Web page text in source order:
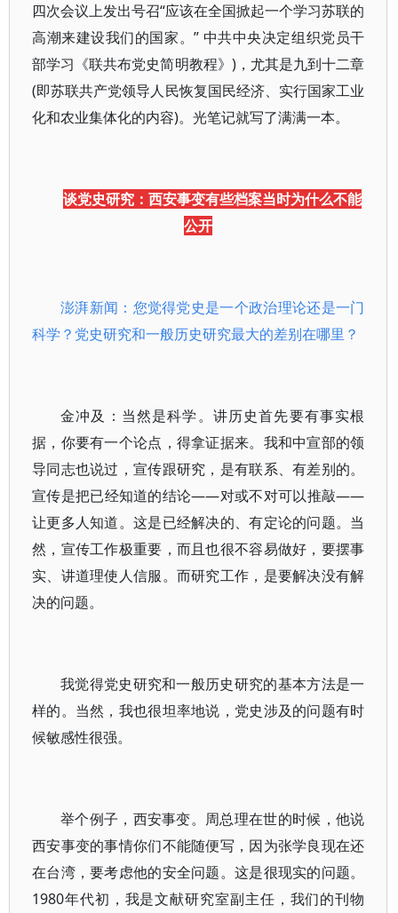
四次会议上发出号召“应该在全国掀起一个学习苏联的
高潮来建设我们的国家。” 中共中央决定组织党员干
部学习《联共布党史简明教程》)，尤其是九到十二章
(即苏联共产党领导人民恢复国民经济、实行国家工业
化和农业集体化的内容)。光笔记就写了满满一本。
谈党史研究：西安事变有些档案当时为什么不能
公开
澎湃新闻：您觉得党史是一个政治理论还是一门
科学？党史研究和一般历史研究最大的差别在哪里？
金冲及：当然是科学。讲历史首先要有事实根
据，你要有一个论点，得拿证据来。我和中宣部的领
导同志也说过，宣传跟研究，是有联系、有差别的。
宣传是把已经知道的结论——对或不对可以推敲——
让更多人知道。这是已经解决的、有定论的问题。当
然，宣传工作极重要，而且也很不容易做好，要摆事
实、讲道理使人信服。而研究工作，是要解决没有解
决的问题。
我觉得党史研究和一般历史研究的基本方法是一
样的。当然，我也很坦率地说，党史涉及的问题有时
候敏感性很强。
举个例子，西安事变。周总理在世的时候，他说
西安事变的事情你们不能随便写，因为张学良现在还
在台湾，要考虑他的安全问题。这是很现实的问题。
1980年代初，我是文献研究室副主任，我们的刊物